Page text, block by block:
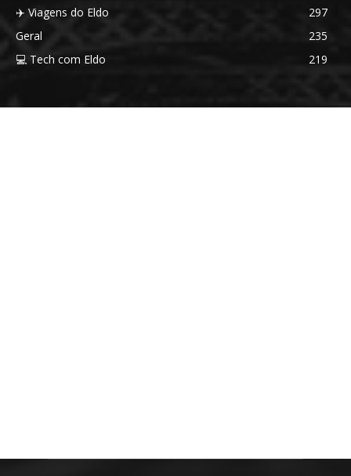
✈️ Viagens do Eldo
297
Geral
235
💻 Tech com Eldo
219